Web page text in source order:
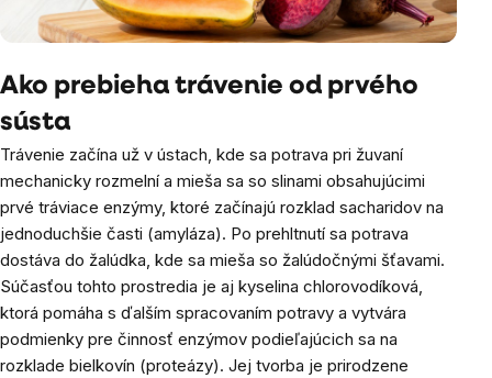
Ako prebieha trávenie od prvého
sústa
Trávenie začína už v ústach, kde sa potrava pri žuvaní
mechanicky rozmelní a mieša sa so slinami obsahujúcimi
prvé tráviace enzýmy, ktoré začínajú rozklad sacharidov na
jednoduchšie časti (amyláza). Po prehltnutí sa potrava
dostáva do žalúdka, kde sa mieša so žalúdočnými šťavami.
Súčasťou tohto prostredia je aj kyselina chlorovodíková,
ktorá pomáha s ďalším spracovaním potravy a vytvára
podmienky pre činnosť enzýmov podieľajúcich sa na
rozklade bielkovín (proteázy). Jej tvorba je prirodzene